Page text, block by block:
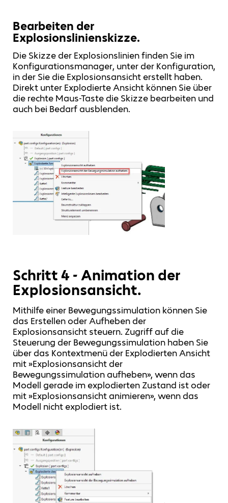
Bearbeiten der
Explosionslinienskizze.
Die Skizze der Explosionslinien finden Sie im
Konfigurationsmanager, unter der Konfiguration,
in der Sie die Explosionsansicht erstellt haben.
Direkt unter Explodierte Ansicht können Sie über
die rechte Maus-Taste die Skizze bearbeiten und
auch bei Bedarf ausblenden.
Schritt 4 - Animation der
Explosionsansicht.
Mithilfe einer Bewegungssimulation können Sie
das Erstellen oder Aufheben der
Explosionsansicht steuern. Zugriff auf die
Steuerung der Bewegungssimulation haben Sie
über das Kontextmenü der Explodierten Ansicht
mit »Explosionsansicht der
Bewegungssimulation aufheben», wenn das
Modell gerade im explodierten Zustand ist oder
mit »Explosionsansicht animieren», wenn das
Modell nicht explodiert ist.